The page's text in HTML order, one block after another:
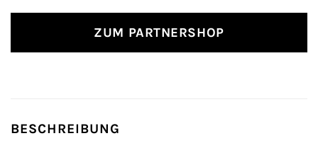
ZUM PARTNERSHOP
BESCHREIBUNG